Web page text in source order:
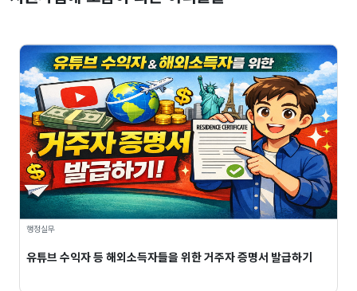
행정실무
유튜브 수익자 등 해외소득자들을 위한 거주자 증명서 발급하기